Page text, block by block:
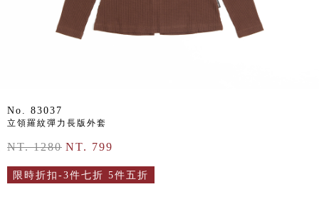
No. 83037
立領羅紋彈力長版外套
NT. 1280 NT. 799
限時折扣-3件七折 5件五折